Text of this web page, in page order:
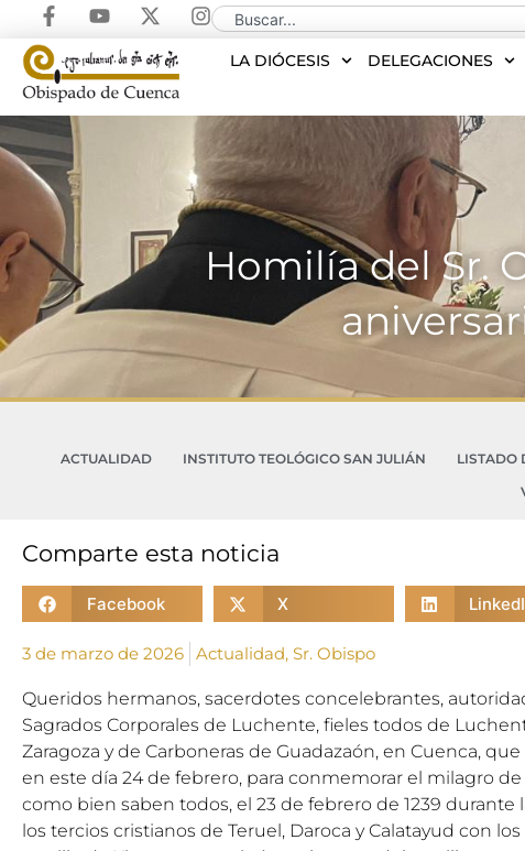
LA DIÓCESIS DELEGACIONES
Homilía del Sr.
ACTUALIDAD INSTITUTO TEOLÓGICO SAN JULIÁN LISTADO
Comparte esta noticia
Facebook X
3 de marzo de 2026 Actualidad, Sr. Obispo
Queridos hermanos, sacerdotes concelebrantes,
Sagrados Corporales de Luchente, fieles todos de
Zaragoza y de Carboneras de Guadazaón, en Cuenca,
en este día 24 de febrero, para conmemorar el milagro de
como bien saben todos, el 23 de febrero de 1239 durante
los tercios cristianos de Teruel, Daroca y Calatayud con